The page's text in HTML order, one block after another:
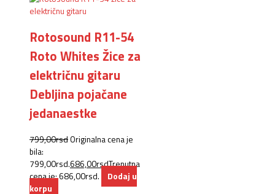
Rotosound R11-54
Roto Whites Žice za
električnu gitaru
Debljina pojačane
jedanaestke
799,00rsd Originalna cena je
bila:
799,00rsd.686,00rsdTrenutna
cena je: 686,00rsd.
Dodaj u
korpu